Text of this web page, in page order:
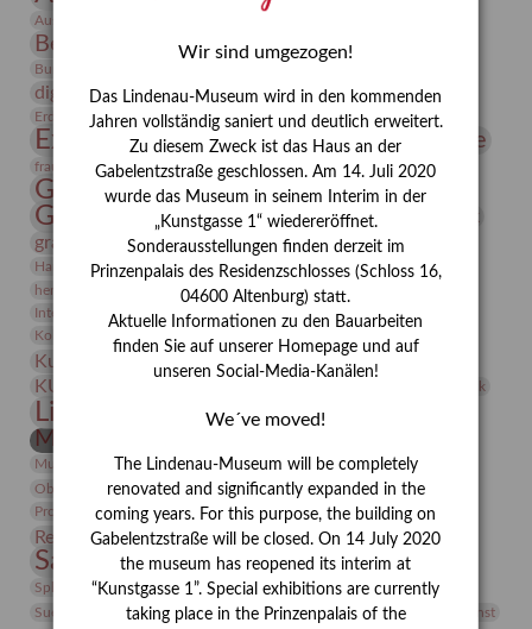
Ausstellung „Vier Winde“
Bernhard August von Lindenau
Burg Posterstein
digitallabor Entartete Kunst
Enteignung
Erdmann Julius Dietrich
Erlebnisportal estrusker Exlibris
Expressionismus Festrede Florenz Fotografie
frauen Frauen in der Antike und heute
Gerhard-Altenbourg-Preis
Gerhard Altenbourg
Gerhard Kurt Müller
grafische sammlung griechische Mythologie
Hanns-Conon von der Gabelentz Heinrich Kirchhoff Heldinnen
herman de vries Humboldt
Insekten
Integriertes Schädlingsmanagement
Jahresempfang
Kolosseum
Kunst
Kunstmuseum Kunstvermittlung Kunst von Kühl
KUNSTWAND Künstler Lehmbruck
Lindenau-Museum Marstall
Museumsgeschichte
Museumspädagogik Mäzen Napoleon Natur
Neue Remise
Objekt im Fokus
Paul Klee Peter Schnürpel Phelloplastik
Pohlhof
Provenienz
Provenienzforschung
Restaurierung Restitution Rudi Lesser Ruth Wolf-Rehfeld
Sammlung Samstagszeichner Skulptur
Sonderausstellung
Sphinx
studio Studio Bildende Kunst
studioDIGITAL
Suermondt-Ludwig-Museum
Vermittlung Video
Videokunst
Wir sind umgezogen!
Das Lindenau-Museum wird in den kommenden
Jahren vollständig saniert und deutlich erweitert.
Zu diesem Zweck ist das Haus an der
Gabelentzstraße geschlossen. Am 14. Juli 2020
wurde das Museum in seinem Interim in der
„Kunstgasse 1“ wiedereröffnet.
Sonderausstellungen finden derzeit im
Prinzenpalais des Residenzschlosses (Schloss 16,
04600 Altenburg) statt.
Aktuelle Informationen zu den Bauarbeiten
finden Sie auf unserer Homepage und auf
unseren Social-Media-Kanälen!
We´ve moved!
The Lindenau-Museum will be completely
renovated and significantly expanded in the
coming years. For this purpose, the building on
Gabelentzstraße will be closed. On 14 July 2020
the museum has reopened its interim at
“Kunstgasse 1”. Special exhibitions are currently
taking place in the Prinzenpalais of the